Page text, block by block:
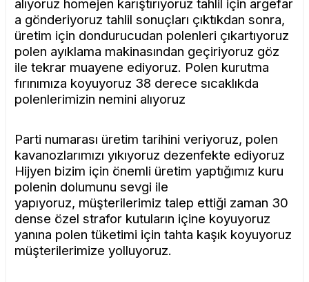
alıyoruz homejen karıştırıyoruz tahlil için argefar
a gönderiyoruz tahlil sonuçları çıktıkdan sonra,
üretim için dondurucudan polenleri çıkartıyoruz
polen ayıklama makinasından geçiriyoruz göz
ile tekrar muayene ediyoruz. Polen kurutma
fırınımıza koyuyoruz 38 derece sıcaklıkda
polenlerimizin nemini alıyoruz
Parti numarası üretim tarihini veriyoruz, polen
kavanozlarımızı yıkıyoruz dezenfekte ediyoruz
Hijyen bizim için önemli üretim yaptığımız kuru
polenin dolumunu sevgi ile
yapıyoruz, müşterilerimiz talep ettiği zaman 30
dense özel strafor kutuların içine koyuyoruz
yanına polen tüketimi için tahta kaşık koyuyoruz
müşterilerimize yolluyoruz.